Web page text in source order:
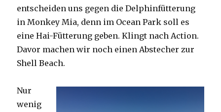
entscheiden uns gegen die Delphinfütterung
in Monkey Mia, denn im Ocean Park soll es
eine Hai-Fütterung geben. Klingt nach Action.
Davor machen wir noch einen Abstecher zur
Shell Beach.
Nur
wenig